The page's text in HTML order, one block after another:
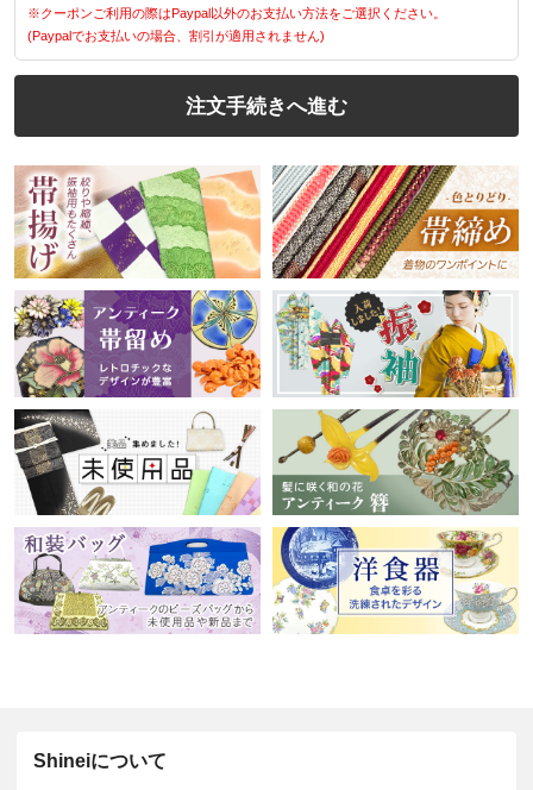
※クーポンご利用の際はPaypal以外のお支払い方法をご選択ください。
(Paypalでお支払いの場合、割引が適用されません)
注文手続きへ進む
Shineiについて